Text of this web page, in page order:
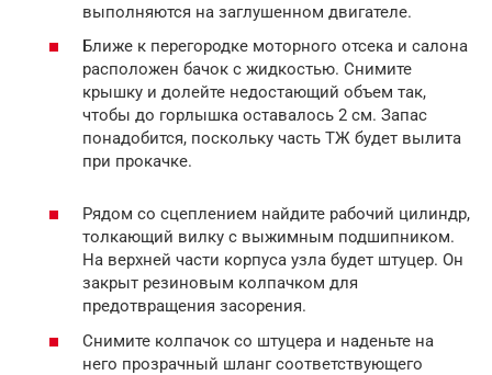
выполняются на заглушенном двигателе.
Ближе к перегородке моторного отсека и салона
расположен бачок с жидкостью. Снимите
крышку и долейте недостающий объем так,
чтобы до горлышка оставалось 2 см. Запас
понадобится, поскольку часть ТЖ будет вылита
при прокачке.
Рядом со сцеплением найдите рабочий цилиндр,
толкающий вилку с выжимным подшипником.
На верхней части корпуса узла будет штуцер. Он
закрыт резиновым колпачком для
предотвращения засорения.
Снимите колпачок со штуцера и наденьте на
него прозрачный шланг соответствующего